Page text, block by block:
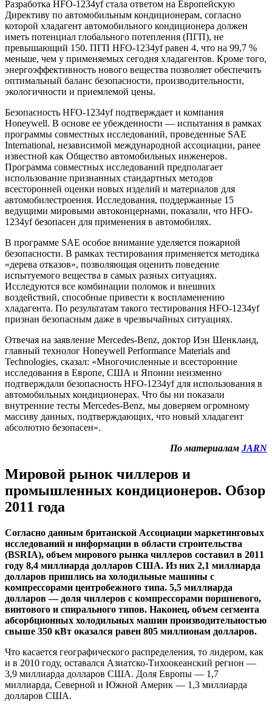
Разработка HFO-1234yf стала ответом на Европейскую
Директиву по автомобильным кондиционерам, согласно
которой хладагент автомобильного кондиционера должен
иметь потенциал глобального потепления (ПГП), не
превышающий 150. ПГП HFO-1234yf равен 4, что на 99,7 %
меньше, чем у применяемых сегодня хладагентов. Кроме того,
энергоэффективность нового вещества позволяет обеспечить
оптимальный баланс безопасности, производительности,
экологичности и приемлемой цены.
Безопасность HFO-1234yf подтверждает и компания
Honeywell. В основе ее убежденности — испытания в рамках
программы совместных исследований, проведенные SAE
International, независимой международной ассоциации, ранее
известной как Общество автомобильных инженеров.
Программа совместных исследований предполагает
использование признанных стандартных методов
всесторонней оценки новых изделий и материалов для
автомобилестроения. Исследования, поддержанные 15
ведущими мировыми автоконцернами, показали, что HFO-
1234yf безопасен для применения в автомобилях.
В программе SAE особое внимание уделяется пожарной
безопасности. В рамках тестирования применяется методика
«дерева отказов», позволяющая оценить поведение
испытуемого вещества в самых разных ситуациях.
Исследуются все комбинации поломок и внешних
воздействий, способные привести к воспламенению
хладагента. По результатам такого тестирования HFO-1234yf
признан безопасным даже в чрезвычайных ситуациях.
Отвечая на заявление Mercedes-Benz, доктор Иэн Шенкланд,
главный технолог Honeywell Performance Materials and
Technologies, сказал: «Многочисленные и всесторонние
исследования в Европе, США и Японии неизменно
подтверждали безопасность HFO-1234yf для использования в
автомобильных кондиционерах. Что бы ни показали
внутренние тесты Mercedes-Benz, мы доверяем огромному
массиву данных, подтверждающих, что новый хладагент
абсолютно безопасен».
По материалам JARN
Мировой рынок чиллеров и
промышленных кондиционеров. Обзор
2011 года
Согласно данным британской Ассоциации маркетинговых
исследований и информации в области строительства
(BSRIA), объем мирового рынка чиллеров составил в 2011
году 8,4 миллиарда долларов США. Из них 2,1 миллиарда
долларов пришлись на холодильные машины с
компрессорами центробежного типа. 5,5 миллиарда
долларов — доля чиллеров с компрессорами поршневого,
винтового и спирального типов. Наконец, объем сегмента
абсорбционных холодильных машин производительностью
свыше 350 кВт оказался равен 805 миллионам долларов.
Что касается географического распределения, то лидером, как
и в 2010 году, оставался Азиатско-Тихоокеанский регион —
3,9 миллиарда долларов США. Доля Европы — 1,7
миллиарда, Северной и Южной Америк — 1,3 миллиарда
долларов США.